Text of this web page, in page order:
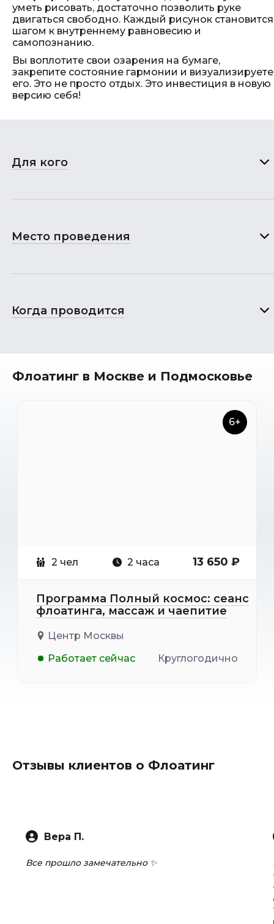
уметь рисовать, достаточно позволить руке
двигаться свободно. Каждый рисунок становится
шагом к внутреннему равновесию и
самопознанию.
Вы воплотите свои озарения на бумаге,
закрепите состояние гармонии и визуализируете
его. Это не просто отдых. Это инвестиция в новую
версию себя!
Для кого
Место проведения
Когда проводится
Флоатинг в Москве и Подмосковье
6+
2 чел 2 часа 13 650 ₽
Программа Полный космос: сеанс
флоатинга, массаж и чаепитие
Центр Москвы
Работает сейчас
Круглогодично
Отзывы клиентов о Флоатинг
Вера П.
Все прошло замечательно ✨